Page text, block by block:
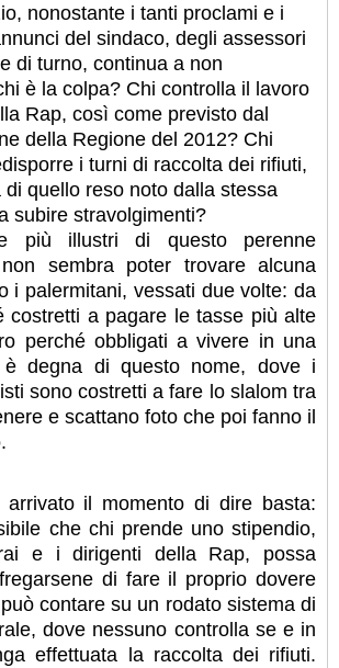
nonostante i tanti proclami e i
del sindaco, degli assessori
di turno, continua a non
è la colpa? Chi controlla il lavoro
Rap, così come previsto dal
della Regione del 2012? Chi
i turni di raccolta dei rifiuti,
quello reso noto dalla stessa
subire stravolgimenti?
più illustri di questo perenne
sembra poter trovare alcuna
i palermitani, vessati due volte: da
costretti a pagare le tasse più alte
perché obbligati a vivere in una
degna di questo nome, dove i
sono costretti a fare lo slalom tra
e scattano foto che poi fanno il
arrivato il momento di dire basta:
che chi prende uno stipendio,
e i dirigenti della Rap, possa
di fare il proprio dovere
contare su un rodato sistema di
dove nessuno controlla se e in
effettuata la raccolta dei rifiuti.